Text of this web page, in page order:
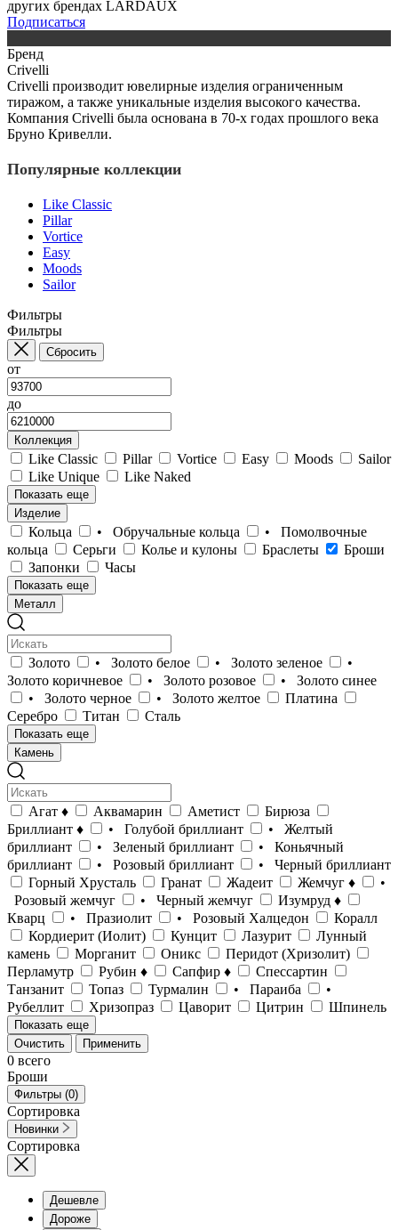
других брендах LARDAUX
Подписаться
Бренд
Crivelli
Crivelli производит ювелирные изделия ограниченным
тиражом, а также уникальные изделия высокого качества.
Компания Crivelli была основана в 70-х годах прошлого века
Бруно Кривелли.
Популярные коллекции
Like Classic
Pillar
Vortice
Easy
Moods
Sailor
Фильтры
Фильтры
Сбросить
от
до
Коллекция
Like Classic Pillar Vortice Easy Moods
Sailor
Like Unique
Like Naked
Показать еще
Изделие
Кольца • Обручальные кольца
• Помолвочные
кольца
Серьги Колье и кулоны Браслеты
Броши
Запонки
Часы
Показать еще
Металл
Золото • Золото белое • Золото зеленое
•
Золото коричневое
• Золото розовое
• Золото синее
• Золото черное
• Золото желтое
Платина
Серебро
Титан Сталь
Показать еще
Камень
Агат ♦ Аквамарин Аметист
Бирюза
Бриллиант ♦
• Голубой бриллиант
• Желтый
бриллиант
• Зеленый бриллиант
• Коньячный
бриллиант
• Розовый бриллиант
• Черный бриллиант
Горный Хрусталь
Гранат Жадеит Жемчуг ♦
•
Розовый жемчуг
• Черный жемчуг
Изумруд ♦
Кварц
• Празиолит • Розовый Халцедон
Коралл
Кордиерит (Иолит)
Кунцит Лазурит
Лунный
камень
Морганит Оникс
Перидот (Хризолит)
Перламутр
Рубин ♦ Сапфир ♦
Спессартин
Танзанит
Топаз Турмалин • Параиба
•
Рубеллит
Хризопраз Цаворит Цитрин Шпинель
Показать еще
Очистить
Применить
0 всего
Броши
Фильтры (0)
Сортировка
Новинки
Сортировка
Дешевле
Дороже